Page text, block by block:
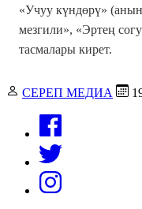
«Учуу күндөрү»
мезгили», «Эртең
тасмалары кирет.
СЕРЕП МЕДИА